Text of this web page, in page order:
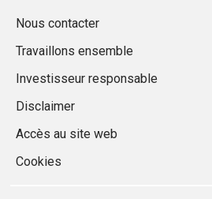
Nous contacter
Travaillons ensemble
Investisseur responsable
Disclaimer
Accès au site web
Cookies